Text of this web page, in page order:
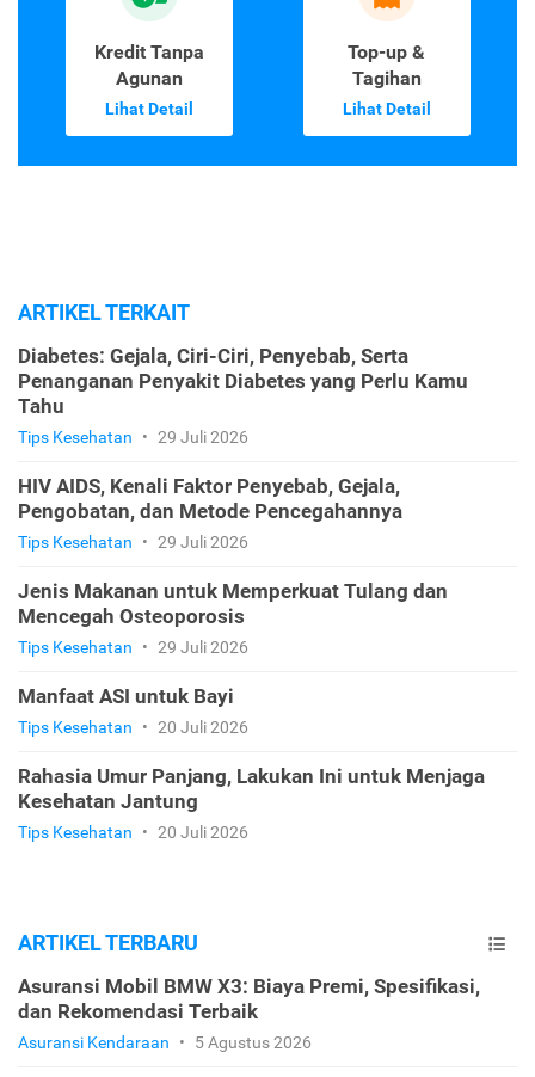
Kredit Tanpa
Agunan
Lihat Detail
Top-up &
Tagihan
Lihat Detail
ARTIKEL TERKAIT
Diabetes: Gejala, Ciri-Ciri, Penyebab, Serta
Penanganan Penyakit Diabetes yang Perlu Kamu
Tahu
Tips Kesehatan • 29 Juli 2026
HIV AIDS, Kenali Faktor Penyebab, Gejala,
Pengobatan, dan Metode Pencegahannya
Tips Kesehatan • 29 Juli 2026
Jenis Makanan untuk Memperkuat Tulang dan
Mencegah Osteoporosis
Tips Kesehatan • 29 Juli 2026
Manfaat ASI untuk Bayi
Tips Kesehatan • 20 Juli 2026
Rahasia Umur Panjang, Lakukan Ini untuk Menjaga
Kesehatan Jantung
Tips Kesehatan • 20 Juli 2026
ARTIKEL TERBARU
Asuransi Mobil BMW X3: Biaya Premi, Spesifikasi,
dan Rekomendasi Terbaik
Asuransi Kendaraan • 5 Agustus 2026